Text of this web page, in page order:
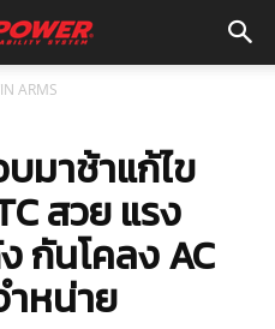
ARMS
มาช้าแก้ไข
สวย แรง
กันโคลง AC
ำหน่าย